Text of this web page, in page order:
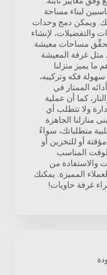
لبناء مساحة
ويمكن دمج وحدات
والتفضيلات، لإنشاء
مساحات معيشة
مثل غرفة المعيشة
ما يميز منزلنا
فكه وتركيبه،
الممتاز في
كما أن عملية
ولا تتطلب أي
منازلنا الجاهزة
متطلباتك، سواءً
أو للتخزين أو
المناسب
والاستفادة من
المميزة. يمكنك
غرفة حاويات!